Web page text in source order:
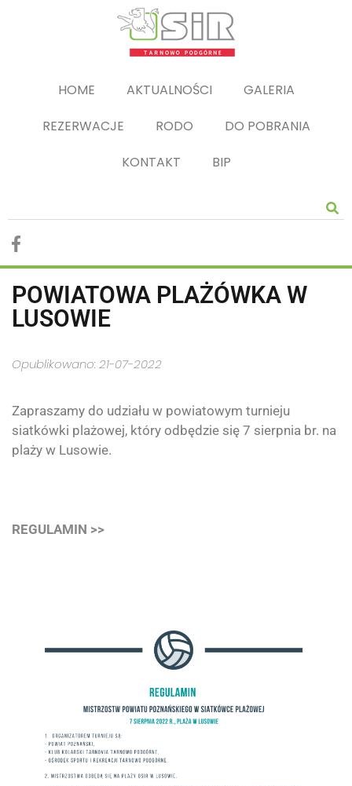
HOME AKTUALNOŚCI
GALERIA
REZERWACJE
RODO
DO POBRANIA
KONTAKT
BIP
POWIATOWA PLAŻÓWKA W
LUSOWIE
Opublikowano: 21-07-2022
Zapraszamy do udziału w powiatowym turnieju
siatkówki plażowej, który odbędzie się 7 sierpnia br. na
plaży w Lusowie.
REGULAMIN >>